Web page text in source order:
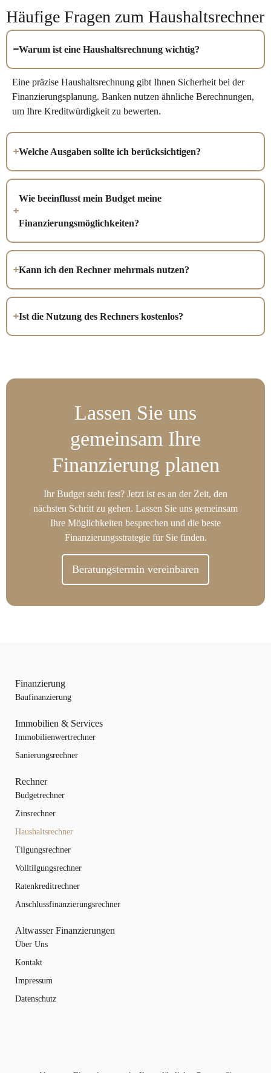
Häufige Fragen zum Haushaltsrechner
Warum ist eine Haushaltsrechnung wichtig?
Eine präzise Haushaltsrechnung gibt Ihnen Sicherheit bei der
Finanzierungsplanung. Banken nutzen ähnliche Berechnungen,
um Ihre Kreditwürdigkeit zu bewerten.
Welche Ausgaben sollte ich berücksichtigen?
Wie beeinflusst mein Budget meine
Finanzierungsmöglichkeiten?
Kann ich den Rechner mehrmals nutzen?
Ist die Nutzung des Rechners kostenlos?
Lassen Sie uns
gemeinsam Ihre
Finanzierung planen
Ihr Budget steht fest? Jetzt ist es an der Zeit, den
nächsten Schritt zu gehen. Lassen Sie uns gemeinsam
Ihre Möglichkeiten besprechen und die beste
Finanzierungsstrategie für Sie finden.
Beratungstermin vereinbaren
Finanzierung
Baufinanzierung
Immobilien & Services
Immobilienwertrechner
Sanierungsrechner
Rechner
Budgetrechner
Zinsrechner
Haushaltsrechner
Tilgungsrechner
Volltilgungsrechner
Ratenkreditrechner
Anschlussfinanzierungsrechner
Altwasser Finanzierungen
Über Uns
Kontakt
Impressum
Datenschutz